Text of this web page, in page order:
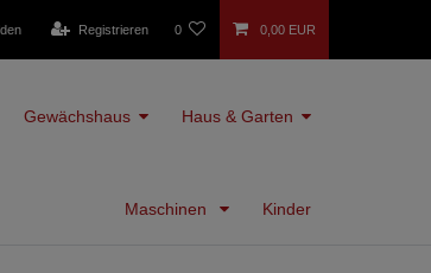
Registrieren 0 0,00 EUR
Gewächshaus Haus & Garten
Maschinen Kinder